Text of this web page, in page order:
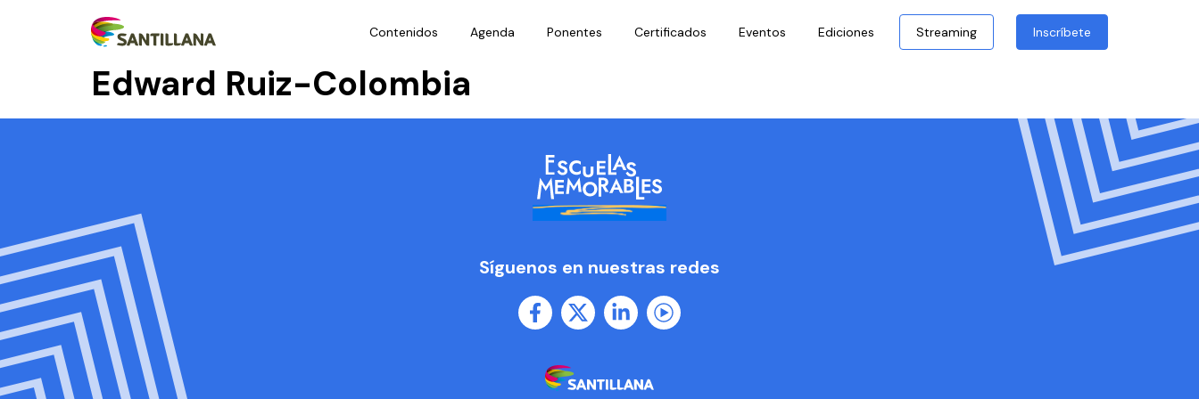
Contenidos Agenda Ponentes Certificados Eventos Ediciones Streaming Inscríbete
Edward Ruiz-Colombia
Síguenos en nuestras redes